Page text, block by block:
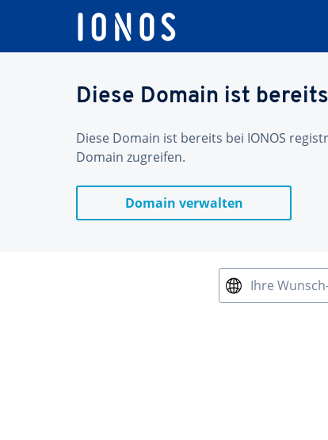
Diese Domain ist
Diese Domain ist bereits bei IONOS
Domain zugreifen.
Domain verwalten
Ihre